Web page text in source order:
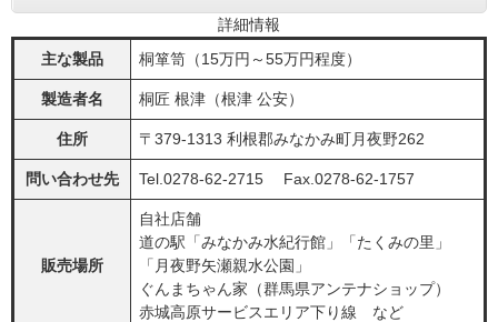
詳細情報
主な製品
桐箪笥（15万円～55万円程度）
製造者名 桐匠 根津（根津 公安）
住所 〒379-1313 利根郡みなかみ町月夜野262
問い合わせ先 Tel.0278-62-2715 Fax.0278-62-1757
販売場所
自社店舗
道の駅「みなかみ水紀行館」「たくみの里」
「月夜野矢瀬親水公園」
ぐんまちゃん家（群馬県アンテナショップ）
赤城高原サービスエリア下り線 など